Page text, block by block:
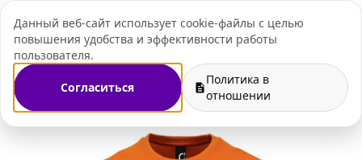
Данный веб-сайт использует cookie-файлы с целью
повышения удобства и эффективности работы
пользователя.
Согласиться
Политика в
отношении
+7 (495) 109-07-
Футболки с длинным рукавом c нанесение логотипа